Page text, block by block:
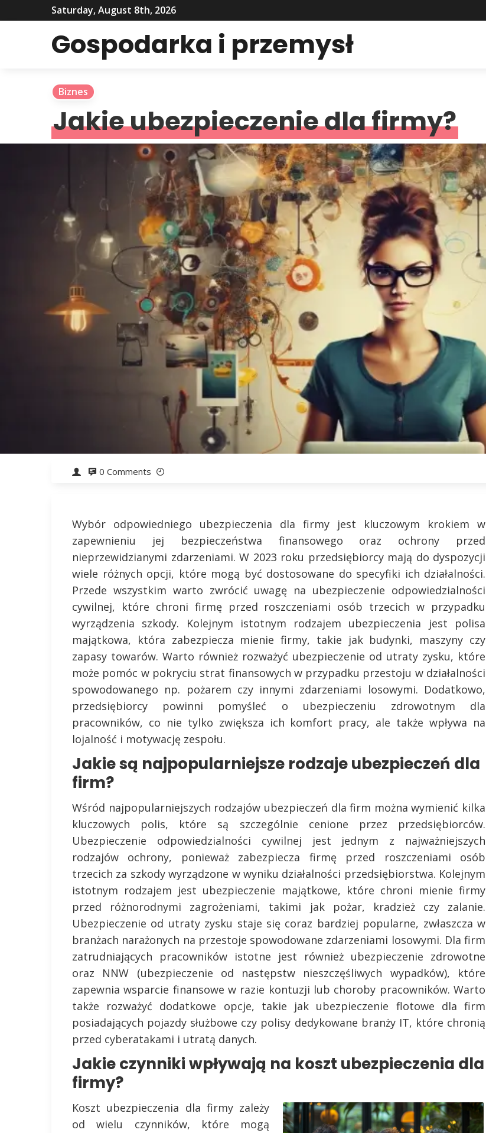
Saturday, August 8th, 2026
Gospodarka i przemysł
Biznes
Jakie ubezpieczenie dla firmy?
0 Comments
Wybór odpowiedniego ubezpieczenia dla firmy jest kluczowym krokiem w
zapewnieniu jej bezpieczeństwa finansowego oraz ochrony przed
nieprzewidzianymi zdarzeniami. W 2023 roku przedsiębiorcy mają do dyspozycji
wiele różnych opcji, które mogą być dostosowane do specyfiki ich działalności.
Przede wszystkim warto zwrócić uwagę na ubezpieczenie odpowiedzialności
cywilnej, które chroni firmę przed roszczeniami osób trzecich w przypadku
wyrządzenia szkody. Kolejnym istotnym rodzajem ubezpieczenia jest polisa
majątkowa, która zabezpiecza mienie firmy, takie jak budynki, maszyny czy
zapasy towarów. Warto również rozważyć ubezpieczenie od utraty zysku, które
może pomóc w pokryciu strat finansowych w przypadku przestoju w działalności
spowodowanego np. pożarem czy innymi zdarzeniami losowymi. Dodatkowo,
przedsiębiorcy powinni pomyśleć o ubezpieczeniu zdrowotnym dla
pracowników, co nie tylko zwiększa ich komfort pracy, ale także wpływa na
lojalność i motywację zespołu.
Jakie są najpopularniejsze rodzaje ubezpieczeń dla
firm?
Wśród najpopularniejszych rodzajów ubezpieczeń dla firm można wymienić kilka
kluczowych polis, które są szczególnie cenione przez przedsiębiorców.
Ubezpieczenie odpowiedzialności cywilnej jest jednym z najważniejszych
rodzajów ochrony, ponieważ zabezpiecza firmę przed roszczeniami osób
trzecich za szkody wyrządzone w wyniku działalności przedsiębiorstwa. Kolejnym
istotnym rodzajem jest ubezpieczenie majątkowe, które chroni mienie firmy
przed różnorodnymi zagrożeniami, takimi jak pożar, kradzież czy zalanie.
Ubezpieczenie od utraty zysku staje się coraz bardziej popularne, zwłaszcza w
branżach narażonych na przestoje spowodowane zdarzeniami losowymi. Dla firm
zatrudniających pracowników istotne jest również ubezpieczenie zdrowotne
oraz NNW (ubezpieczenie od następstw nieszczęśliwych wypadków), które
zapewnia wsparcie finansowe w razie kontuzji lub choroby pracowników. Warto
także rozważyć dodatkowe opcje, takie jak ubezpieczenie flotowe dla firm
posiadających pojazdy służbowe czy polisy dedykowane branży IT, które chronią
przed cyberatakami i utratą danych.
Jakie czynniki wpływają na koszt ubezpieczenia dla
firmy?
Koszt ubezpieczenia dla firmy zależy
od wielu czynników, które mogą